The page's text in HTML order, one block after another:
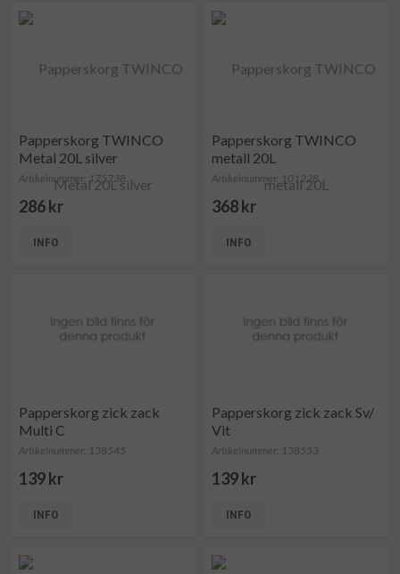
Papperskorg TWINCO
Metal 20L silver
Artikelnummer: 175738
286 kr
INFO
Papperskorg TWINCO
metall 20L
Artikelnummer: 101228
368 kr
INFO
Papperskorg zick zack
Multi C
Artikelnummer: 138545
139 kr
INFO
Papperskorg zick zack Sv/
Vit
Artikelnummer: 138553
139 kr
INFO